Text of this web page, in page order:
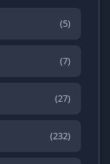
(5)
(7)
(27)
(232)